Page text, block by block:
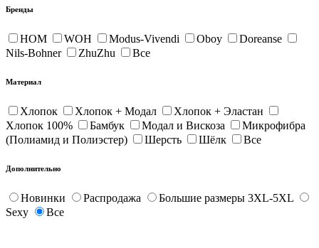
Бренды
HOM WOH Modus-Vivendi Oboy
Doreanse
Nils-Bohner
ZhuZhu Все
Материал
Хлопок Хлопок + Модал
Хлопок + Эластан
Хлопок 100%
Бамбук Модал и Вискоза
Микрофибра
(Полиамид и Полиэстер)
Шерсть Шёлк Все
Дополнительно
Новинки Распродажа
Большие размеры 3XL-5XL
Sexy
Все